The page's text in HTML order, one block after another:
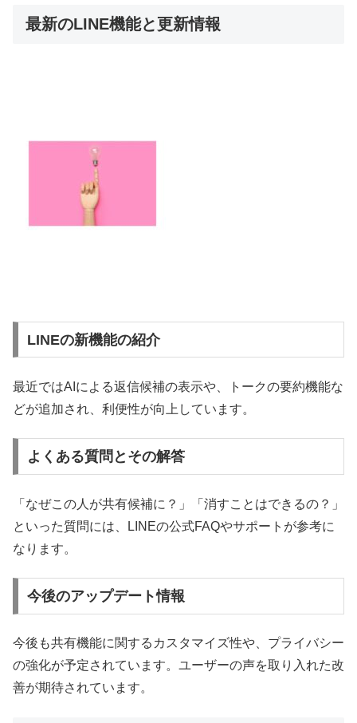
最新のLINE機能と更新情報
LINEの新機能の紹介
最近ではAIによる返信候補の表示や、トークの要約機能な
どが追加され、利便性が向上しています。
よくある質問とその解答
「なぜこの人が共有候補に？」「消すことはできるの？」
といった質問には、LINEの公式FAQやサポートが参考に
なります。
今後のアップデート情報
今後も共有機能に関するカスタマイズ性や、プライバシー
の強化が予定されています。ユーザーの声を取り入れた改
善が期待されています。